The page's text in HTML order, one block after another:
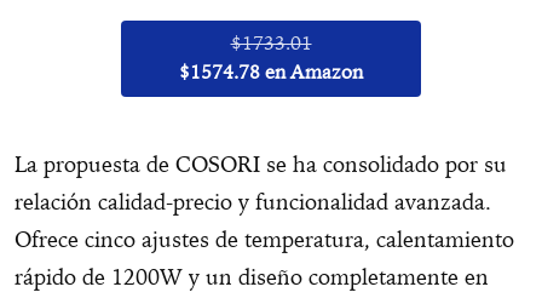
$1733.01
$1574.78 en Amazon
La propuesta de COSORI se ha consolidado por su
relación calidad-precio y funcionalidad avanzada.
Ofrece cinco ajustes de temperatura, calentamiento
rápido de 1200W y un diseño completamente en